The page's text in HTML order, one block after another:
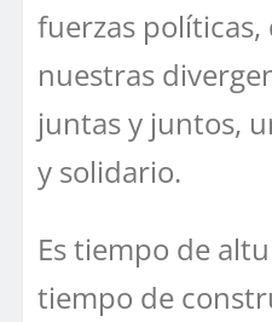
fuerzas
nuestras
juntas y juntos,
y solidario.
Es tiempo de
tiempo de